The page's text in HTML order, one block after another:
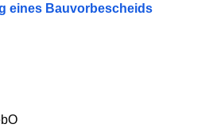
eines Bauvorbescheids